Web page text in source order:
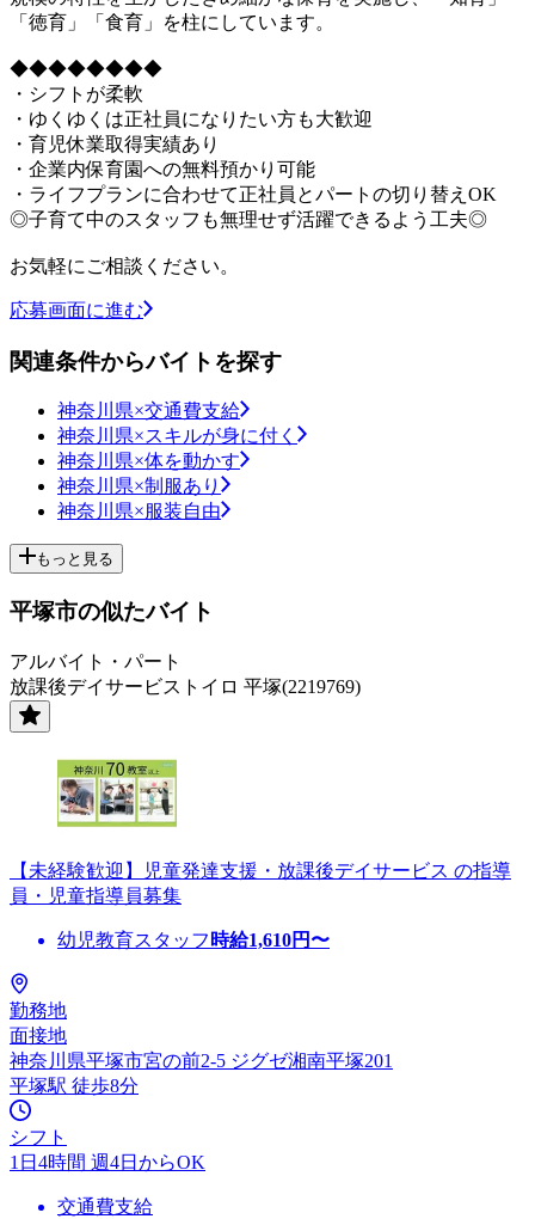
「徳育」「食育」を柱にしています。
◆◆◆◆◆◆◆◆
・シフトが柔軟
・ゆくゆくは正社員になりたい方も大歓迎
・育児休業取得実績あり
・企業内保育園への無料預かり可能
・ライフプランに合わせて正社員とパートの切り替えOK
◎子育て中のスタッフも無理せず活躍できるよう工夫◎
お気軽にご相談ください。
応募画面に進む
関連条件からバイトを探す
神奈川県×交通費支給
神奈川県×スキルが身に付く
神奈川県×体を動かす
神奈川県×制服あり
神奈川県×服装自由
もっと見る
平塚市の似たバイト
アルバイト・パート
放課後デイサービストイロ 平塚(2219769)
【未経験歓迎】児童発達支援・放課後デイサービス の指導
員・児童指導員募集
幼児教育スタッフ 時給1,610円〜
勤務地
面接地
神奈川県平塚市宮の前2-5 ジグゼ湘南平塚201
平塚駅 徒歩8分
シフト
1日4時間 週4日からOK
交通費支給